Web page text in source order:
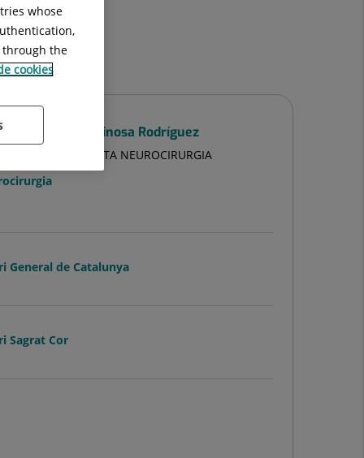
Enrique Espinosa Rodríguez
ESPECIALISTA NEUROCIRURGIA
General de Catalunya
Sagrat Cor
whose
through the
cookies